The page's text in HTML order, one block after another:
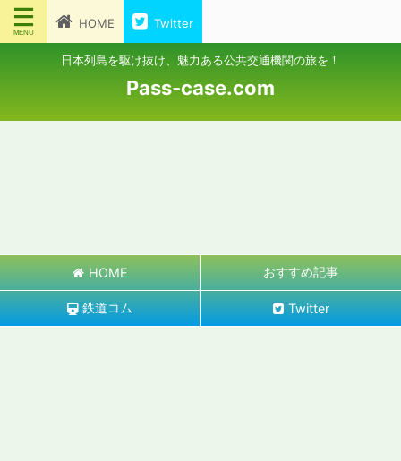
HOME Twitter
日本列島を駆け抜け、魅力ある公共交通機関の旅を！
Pass-case.com
HOME おすすめ記事
鉄道コム Twitter